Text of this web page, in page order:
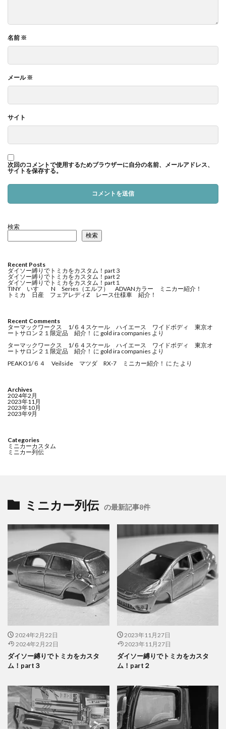
名前 ※
メール※
サイト
次回のコメントで使用するためブラウザーに自分の名前、メールアドレス、
サイトを保存する。
検索
検索
Recent Posts
ダイソー縛りでトミカをカスタム！part３
ダイソー縛りでトミカをカスタム！part２
ダイソー縛りでトミカをカスタム！part１
TINY いすゞ N Series（エルフ） ADVANカラー ミニカー紹介！
トミカ 日産 フェアレディZ レース仕様車 紹介！
Recent Comments
ターマックワークス 1/６４スケール ハイエース ワイドボディ 東京オ
ートサロン２１限定品 紹介！ に gold ira companies より
ターマックワークス 1/６４スケール ハイエース ワイドボディ 東京オ
ートサロン２１限定品 紹介！ に gold ira companies より
PEAKO1/６４ Veilside マツダ RX-7 ミニカー紹介！ に た より
Archives
2024年2月
2023年11月
2023年10月
2023年9月
Categories
ミニカーカスタム
ミニカー列伝
ミニカー列伝 の最新記事8件
2024年2月22日
2024年2月22日
ダイソー縛りでトミカをカスタ
ム！part３
2023年11月27日
2023年11月27日
ダイソー縛りでトミカをカスタ
ム！part２